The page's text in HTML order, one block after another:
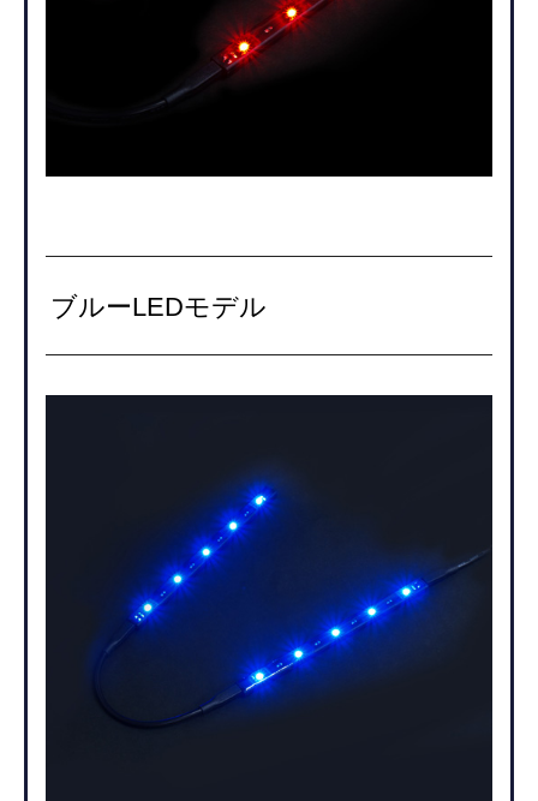
ブルーLEDモデル